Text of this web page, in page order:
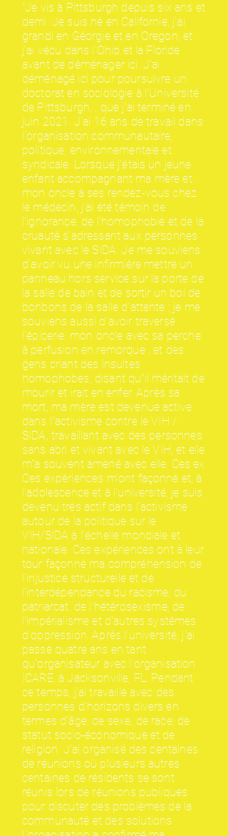
"Je vis à Pittsburgh depuis six ans et
demi. Je suis né en Californie, j'ai
grandi en Géorgie et en Oregon, et
j'ai vécu dans l'Ohio et la Floride
avant de déménager ici. J'ai
déménagé ici pour poursuivre un
doctorat en sociologie à l'Université
de Pittsburgh. , que j'ai terminé en
juin 2021. J'ai 16 ans de travail dans
l'organisation communautaire,
politique, environnementale et
syndicale. Lorsque j'étais un jeune
enfant accompagnant ma mère et
mon oncle à ses rendez-vous chez
le médecin, j'ai été témoin de
l'ignorance, de l'homophobie et de la
cruauté s'adressant aux personnes
vivant avec le SIDA. Je me souviens
d'avoir vu une infirmière mettre un
panneau hors service sur la porte de
la salle de bain et de sortir un bol de
bonbons de la salle d'attente ; je me
souviens aussi d'avoir traversé
l'épicerie, mon oncle avec sa perche
à perfusion en remorque , et des
gens criant des insultes
homophobes, disant qu"il méritait de
mourir et irait en enfer. Après sa
mort, ma mère est devenue active
dans l"activisme contre le VIH /
SIDA, travaillant avec des personnes
sans abri et vivant avec le VIH, et elle
m"a souvent amené avec elle. Ces ex
Ces expériences m'ont façonné et, à
l'adolescence et à l'université, je suis
devenu très actif dans l'activisme
autour de la politique sur le
VIH/SIDA à l'échelle mondiale et
nationale. Ces expériences ont à leur
tour façonné ma compréhension de
l'injustice structurelle et de
l'interdépendance du racisme, du
patriarcat, de l'hétérosexisme, de
l'impérialisme et d'autres systèmes
d'oppression. Après l'université, j'ai
passé quatre ans en tant
qu'organisateur avec l'organisation
ICARE, à Jacksonville, FL. Pendant
ce temps, j'ai travaillé avec des
personnes d'horizons divers en
termes d'âge, de sexe, de race, de
statut socio-économique et de
religion. J'ai organisé des centaines
de réunions où plusieurs autres
centaines de résidents se sont
réunis lors de réunions publiques
pour discuter des problèmes de la
communauté et des solutions.